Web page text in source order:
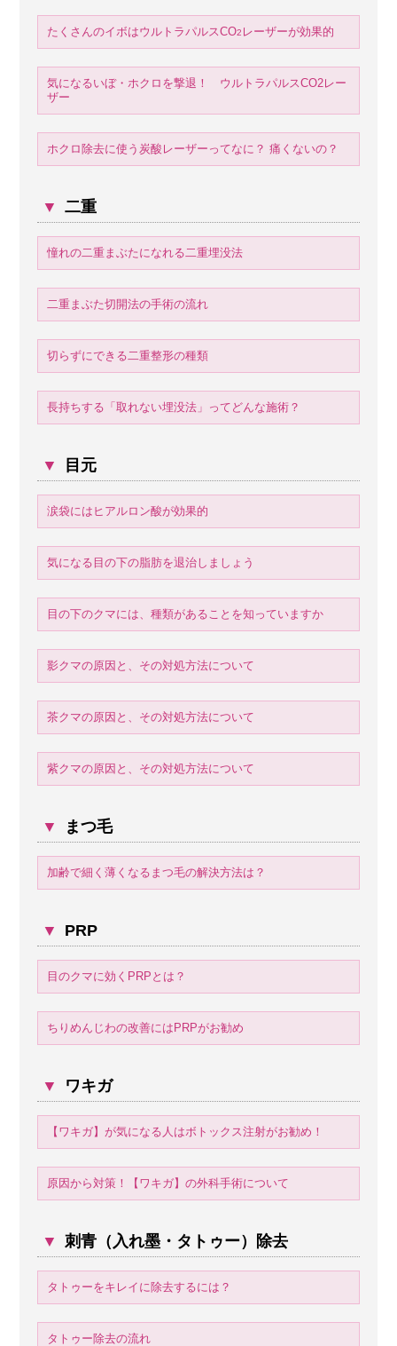
たくさんのイボはウルトラパルスCO2 レーザーが効果的
気になるいぼ・ホクロを撃退！ ウルトラパルスCO2レー
ザー
ホクロ除去に使う炭酸レーザーってなに？ 痛くないの？
▼ 二重
憧れの二重まぶたになれる二重埋没法
二重まぶた切開法の手術の流れ
切らずにできる二重整形の種類
長持ちする「取れない埋没法」ってどんな施術？
▼ 目元
涙袋にはヒアルロン酸が効果的
気になる目の下の脂肪を退治しましょう
目の下のクマには、種類があることを知っていますか
影クマの原因と、その対処方法について
茶クマの原因と、その対処方法について
紫クマの原因と、その対処方法について
▼ まつ毛
加齢で細く薄くなるまつ毛の解決方法は？
▼ PRP
目のクマに効くPRPとは？
ちりめんじわの改善にはPRPがお勧め
▼ ワキガ
【ワキガ】が気になる人はボトックス注射がお勧め！
原因から対策！【ワキガ】の外科手術について
▼ 刺青（入れ墨・タトゥー）除去
タトゥーをキレイに除去するには？
タトゥー除去の流れ